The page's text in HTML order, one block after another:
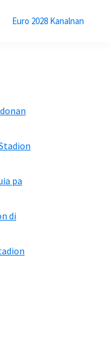
Euro 2028 Kanalnan
pa
di